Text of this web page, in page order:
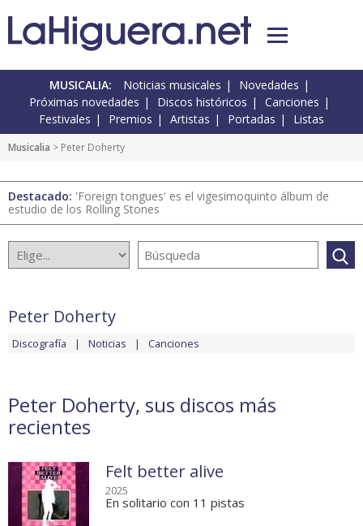
MUSICALIA: Noticias musicales
Novedades
Próximas novedades
Discos históricos
Canciones
Festivales
Premios Artistas Portadas Listas
Musicalia > Peter Doherty
Destacado: 'Foreign tongues' es el vigesimoquinto álbum de
estudio de los Rolling Stones
Peter Doherty
Discografía Noticias Canciones
Peter Doherty, sus discos más
recientes
Felt better alive
2025
En solitario con 11 pistas